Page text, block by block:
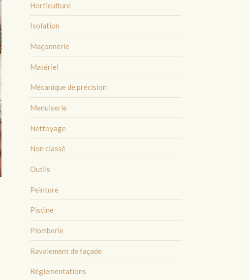
Horticulture
Isolation
Maçonnerie
Matériel
Mécanique de précision
Menuiserie
Nettoyage
Non classé
Outils
Peinture
Piscine
Plomberie
Ravalement de façade
Règlementations